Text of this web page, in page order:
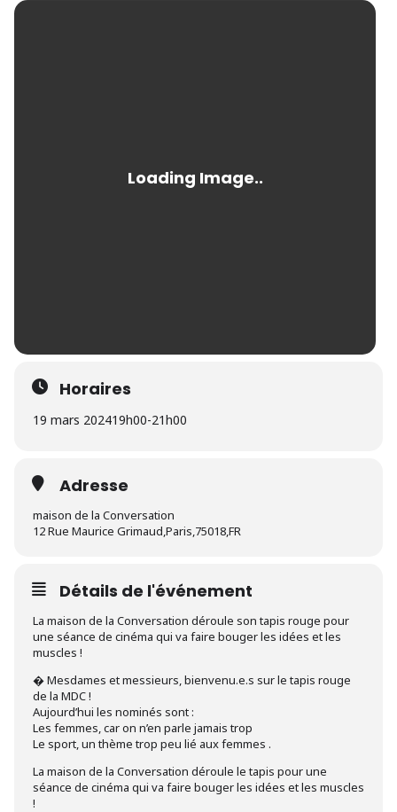
Horaires
19 mars 202419h00-21h00
Adresse
maison de la Conversation
12 Rue Maurice Grimaud,Paris,75018,FR
Détails de l'événement
La maison de la Conversation déroule son tapis rouge pour
une séance de cinéma qui va faire bouger les idées et les
muscles !
� Mesdames et messieurs, bienvenu.e.s sur le tapis rouge
de la MDC !
Aujourd’hui les nominés sont :
Les femmes, car on n’en parle jamais trop
Le sport, un thème trop peu lié aux femmes .
La maison de la Conversation déroule le tapis pour une
séance de cinéma qui va faire bouger les idées et les muscles
!